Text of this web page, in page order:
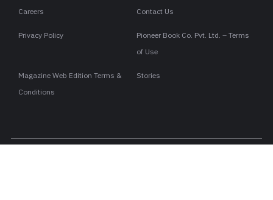
Careers Contact Us
Privacy Policy
Pioneer Book Co. Pvt. Ltd. – Terms
of Use
Magazine Web Edition Terms &
Conditions
Stories